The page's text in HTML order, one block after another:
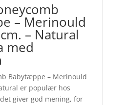
– Merinould
– Natural
med
Babytæppe – Merinould
er populær hos
giver god mening, for